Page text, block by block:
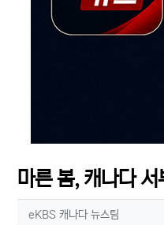
마른 봄, 캐나다
작성자 정보
eKBS 캐나다 뉴스팀